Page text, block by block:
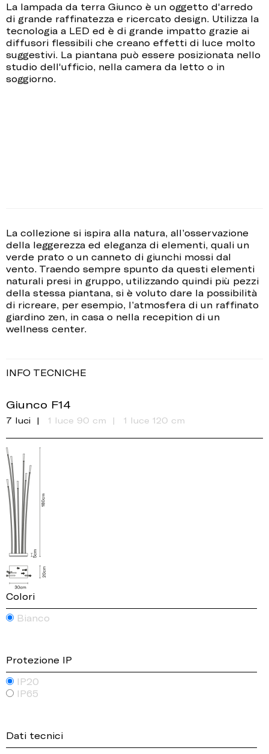
La lampada da terra Giunco è un oggetto d'arredo
di grande raffinatezza e ricercato design. Utilizza la
tecnologia a LED ed è di grande impatto grazie ai
diffusori flessibili che creano effetti di luce molto
suggestivi. La piantana può essere posizionata nello
studio dell'ufficio, nella camera da letto o in
soggiorno.
La collezione si ispira alla natura, all’osservazione
della leggerezza ed eleganza di elementi, quali un
verde prato o un canneto di giunchi mossi dal
vento. Traendo sempre spunto da questi elementi
naturali presi in gruppo, utilizzando quindi più pezzi
della stessa piantana, si è voluto dare la possibilità
di ricreare, per esempio, l’atmosfera di un raffinato
giardino zen, in casa o nella recepition di un
wellness center.
INFO TECNICHE
Giunco F14
7 luci 1 luce 90 cm 1 luce 120 cm
Colori
Bianco
Protezione IP
IP20
IP65
Dati tecnici